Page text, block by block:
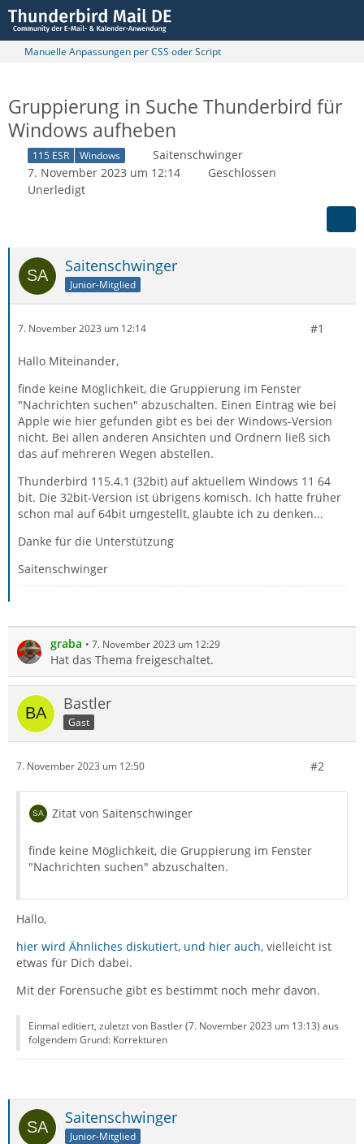
Manuelle Anpassungen per CSS oder Script
Gruppierung in Suche Thunderbird für
Windows aufheben
115 ESR Windows
Saitenschwinger
7. November 2023 um 12:14
Geschlossen
Unerledigt
Saitenschwinger
Junior-Mitglied
7. November 2023 um 12:14 #1
Hallo Miteinander,
finde keine Möglichkeit, die Gruppierung im Fenster
"Nachrichten suchen" abzuschalten. Einen Eintrag wie bei
Apple wie hier gefunden gibt es bei der Windows-Version
nicht. Bei allen anderen Ansichten und Ordnern ließ sich
das auf mehreren Wegen abstellen.
Thunderbird 115.4.1 (32bit) auf aktuellem Windows 11 64
bit. Die 32bit-Version ist übrigens komisch. Ich hatte früher
schon mal auf 64bit umgestellt, glaubte ich zu denken...
Danke für die Unterstützung
Saitenschwinger
graba 7. November 2023 um 12:29
Hat das Thema freigeschaltet.
Bastler
Gast
7. November 2023 um 12:50 #2
Zitat von Saitenschwinger
finde keine Möglichkeit, die Gruppierung im Fenster
"Nachrichten suchen" abzuschalten.
Hallo,
hier wird Ähnliches diskutiert, und hier auch, vielleicht ist
etwas für Dich dabei.
Mit der Forensuche gibt es bestimmt noch mehr davon.
Einmal editiert, zuletzt von Bastler (7. November 2023 um 13:13) aus
folgendem Grund: Korrekturen
Saitenschwinger
Junior-Mitglied